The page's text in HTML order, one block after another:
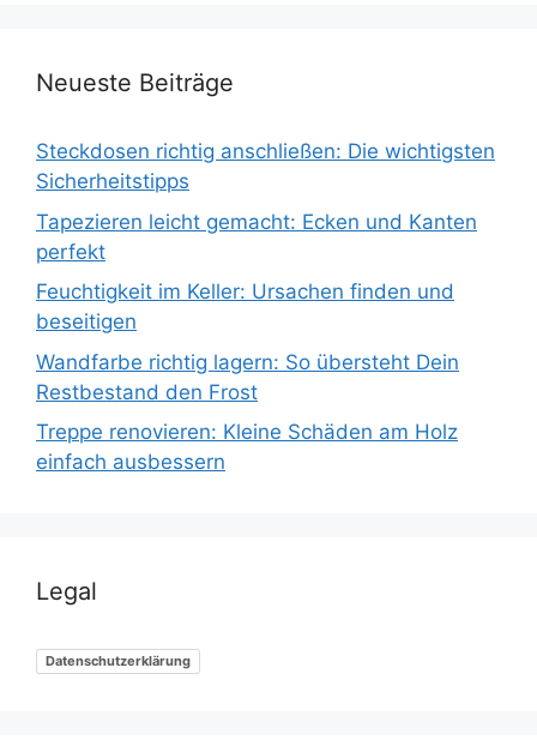
Neueste Beiträge
Steckdosen richtig anschließen: Die wichtigsten
Sicherheitstipps
Tapezieren leicht gemacht: Ecken und Kanten
perfekt
Feuchtigkeit im Keller: Ursachen finden und
beseitigen
Wandfarbe richtig lagern: So übersteht Dein
Restbestand den Frost
Treppe renovieren: Kleine Schäden am Holz
einfach ausbessern
Legal
Datenschutzerklärung